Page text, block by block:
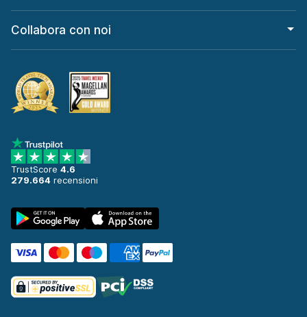
Collabora con noi
TrustScore 4.6
279.664 recensioni